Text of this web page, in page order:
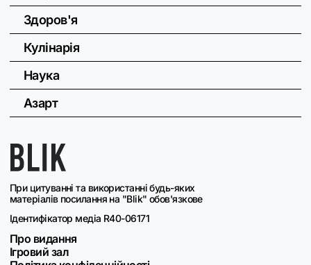
При цитуванні та використанні будь-яких
матеріалів посилання на "Blik" обов'язкове
Ідентифікатор медіа R40-06171
Про видання
Ігровий зал
Здоров'я
Кулінарія
Наука
Азарт